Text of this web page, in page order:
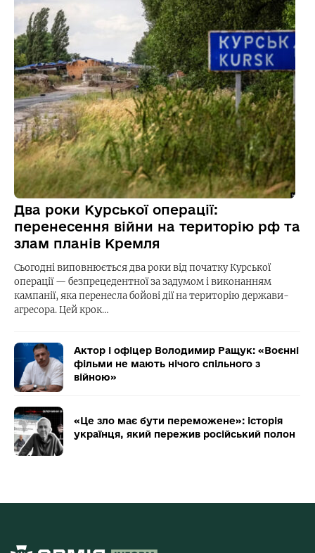
Два роки Курської операції:
перенесення війни на територію рф та
злам планів Кремля
Сьогодні виповнюється два роки від початку Курської
операції — безпрецедентної за задумом і виконанням
кампанії, яка перенесла бойові дії на територію держави-
агресора. Цей крок…
Актор і офіцер Володимир Ращук: «Воєнні
фільми не мають нічого спільного з
війною»
«Це зло має бути переможене»: історія
українця, який пережив російський полон